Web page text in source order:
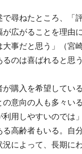
尋ねたところ、「
が広がることを理由
大事だと思う」（宮
のは喜ばれると思
購入を希望してい
意向の人も多々い
利用しやすいのでは
高齢者もいる。自
によって、長期に